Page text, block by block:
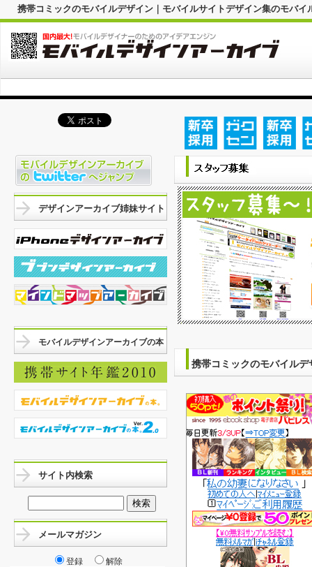
携帯コミックのモバイルデザイン｜モバイルサイトデザイン集のモバ
携帯コミックのモバイルデ
デザインアーカイブ姉妹サイト
モバイルデザインアーカイブの本
サイト内検索
メールマガジン
登録 解除